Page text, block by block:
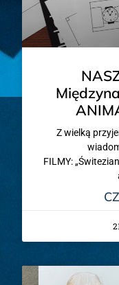
Z wielką
FILMY: